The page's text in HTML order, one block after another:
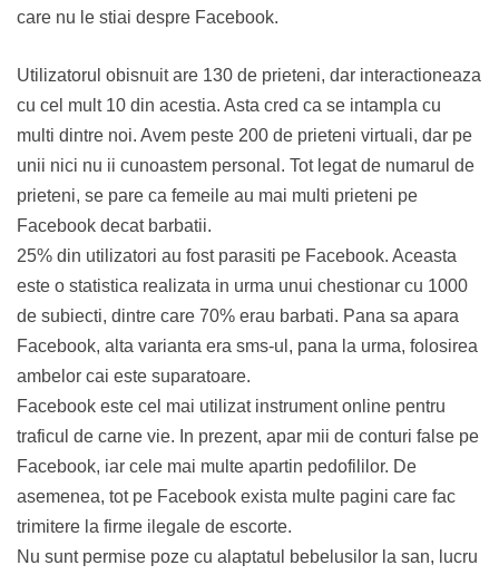
care nu le stiai despre Facebook.
Utilizatorul obisnuit are 130 de prieteni, dar interactioneaza
cu cel mult 10 din acestia. Asta cred ca se intampla cu
multi dintre noi. Avem peste 200 de prieteni virtuali, dar pe
unii nici nu ii cunoastem personal. Tot legat de numarul de
prieteni, se pare ca femeile au mai multi prieteni pe
Facebook decat barbatii.
25% din utilizatori au fost parasiti pe Facebook. Aceasta
este o statistica realizata in urma unui chestionar cu 1000
de subiecti, dintre care 70% erau barbati. Pana sa apara
Facebook, alta varianta era sms-ul, pana la urma, folosirea
ambelor cai este suparatoare.
Facebook este cel mai utilizat instrument online pentru
traficul de carne vie. In prezent, apar mii de conturi false pe
Facebook, iar cele mai multe apartin pedofililor. De
asemenea, tot pe Facebook exista multe pagini care fac
trimitere la firme ilegale de escorte.
Nu sunt permise poze cu alaptatul bebelusilor la san, lucru